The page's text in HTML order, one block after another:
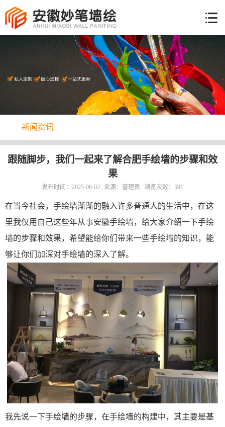
网
站
艺
资
讯
我
联
式
新闻资讯
跟随脚步，我们一起来了解合肥手绘墙的步骤和效
果
发布时间：2025-06-02 来源：管理员 浏览次数：591
在当今社会，手绘墙渐渐的融入许多普通人的生活中，在这
里我仅用自己这些年从事安徽手绘墙，给大家介绍一下手绘
墙的步骤和效果，希望能给你们带来一些手绘墙的知识，能
够让你们加深对手绘墙的深入了解。
我先说一下手绘墙的步骤，在手绘墙的构建中，其主要是基